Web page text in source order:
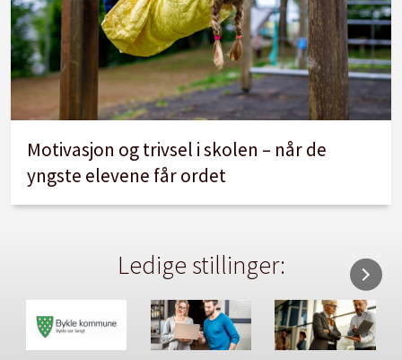
Motivasjon og trivsel i skolen – når de
yngste elevene får ordet
Ledige stillinger: